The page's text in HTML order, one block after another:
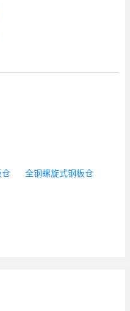
仓 全钢螺旋式钢板仓